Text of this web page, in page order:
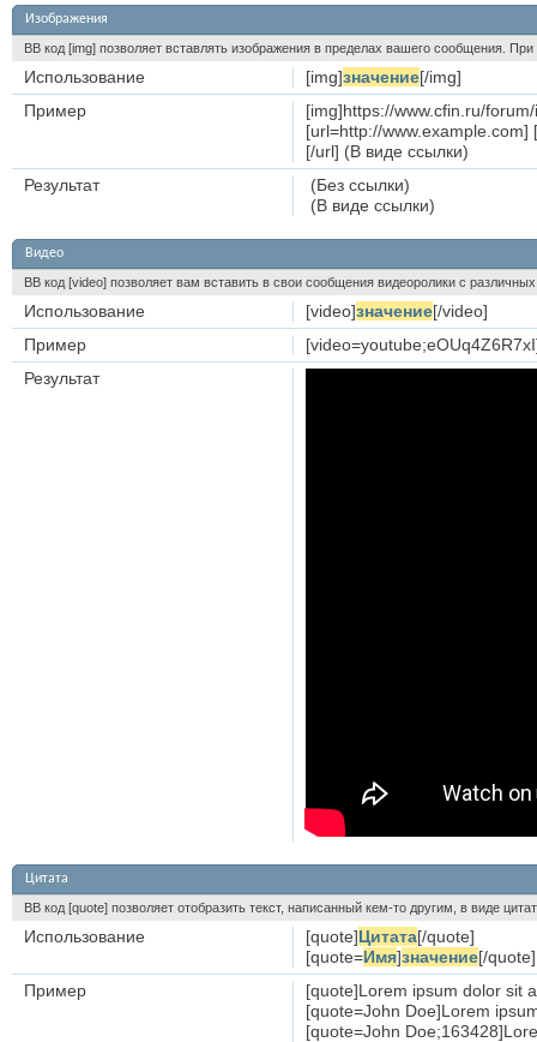
Изображения
BB код [img] позволяет вставлять изображения в пределах вашего сообщения.
[img]значение[/img]
Использование
[img]https://www.cfin.ru/
[url=http://
[/url] (В виде ссылки)
Пример
(Без ссылки)
(В виде ссылки)
Результат
Видео
BB код [video] позволяет вам вставить в свои сообщения видеоролики с
[video]значение[/video]
Использование
Пример
Результат
Цитата
BB код [quote] позволяет отобразить текст, написанный кем-то другим, в виде
[quote]Цитата[/quote]
[quote=Имя]значение[/quote]
Использование
[quote]Lorem ipsum dolor sit
[quote=John Doe]Lorem
[quote=John
Пример